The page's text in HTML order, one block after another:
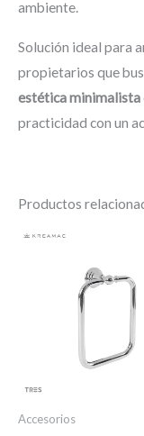
ambiente.
Solución ideal para
propietarios que
estética minimalista
practicidad con un
Productos
Accesorios